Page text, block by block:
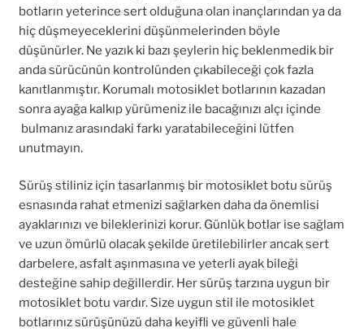
botların yeterince sert olduğuna olan inançlarından ya da
hiç düşmeyeceklerini düşünmelerinden böyle
düşünürler. Ne yazık ki bazı şeylerin hiç beklenmedik bir
anda sürücünün kontrolünden çıkabileceği çok fazla
kanıtlanmıştır. Korumalı motosiklet botlarının kazadan
sonra ayağa kalkıp yürümeniz ile bacağınızı alçı içinde
bulmanız arasındaki farkı yaratabileceğini lütfen
unutmayın.
Sürüş stiliniz için tasarlanmış bir motosiklet botu sürüş
esnasında rahat etmenizi sağlarken daha da önemlisi
ayaklarınızı ve bileklerinizi korur. Günlük botlar ise sağlam
ve uzun ömürlü olacak şekilde üretilebilirler ancak sert
darbelere, asfalt aşınmasına ve yeterli ayak bileği
desteğine sahip değillerdir. Her sürüş tarzına uygun bir
motosiklet botu vardır. Size uygun stil ile motosiklet
botlarınız sürüşünüzü daha keyifli ve güvenli hale